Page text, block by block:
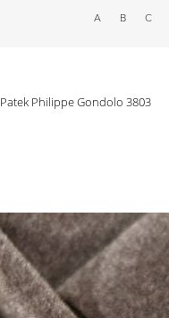
A B C
Patek Philippe Gondolo 3803